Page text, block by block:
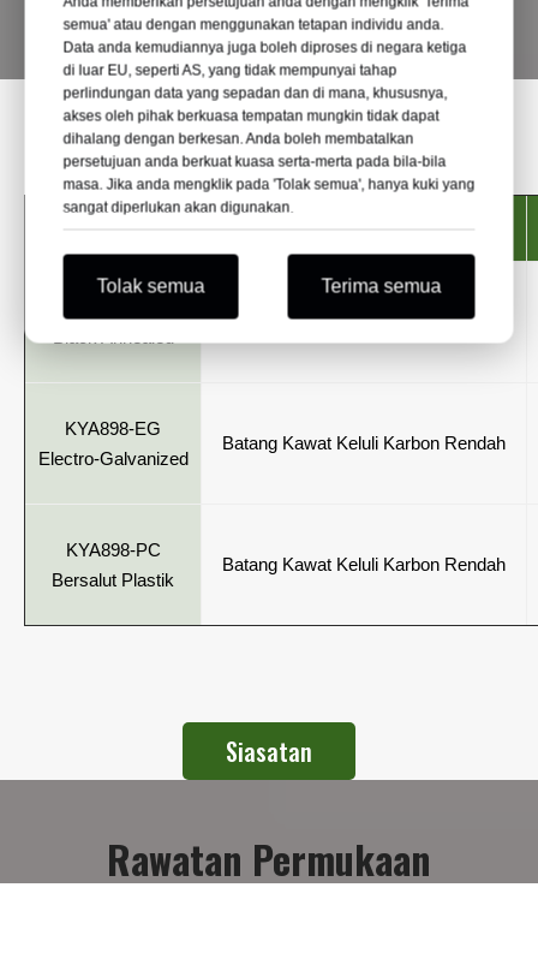
LIHAT PRODUK
Parameter Teknikal
Batang Kawat Keluli Karbon Rendah
KYA898-EG
Electro-Galvanized
Batang Kawat Keluli Karbon Rendah
KYA898-PC
Bersalut Plastik
Batang Kawat Keluli Karbon Rendah
Siasatan
Rawatan Permukaan
semua' atau dengan menggunakan tetapan individu anda.
Data anda kemudiannya juga boleh diproses di negara ketiga
di luar EU, seperti AS, yang tidak mempunyai tahap
perlindungan data yang sepadan dan di mana, khususnya,
akses oleh pihak berkuasa tempatan mungkin tidak dapat
dihalang dengan berkesan. Anda boleh membatalkan
persetujuan anda berkuat kuasa serta-merta pada bila-bila
masa. Jika anda mengklik pada 'Tolak semua', hanya kuki yang
sangat diperlukan akan digunakan.
Tolak semua Terima semua